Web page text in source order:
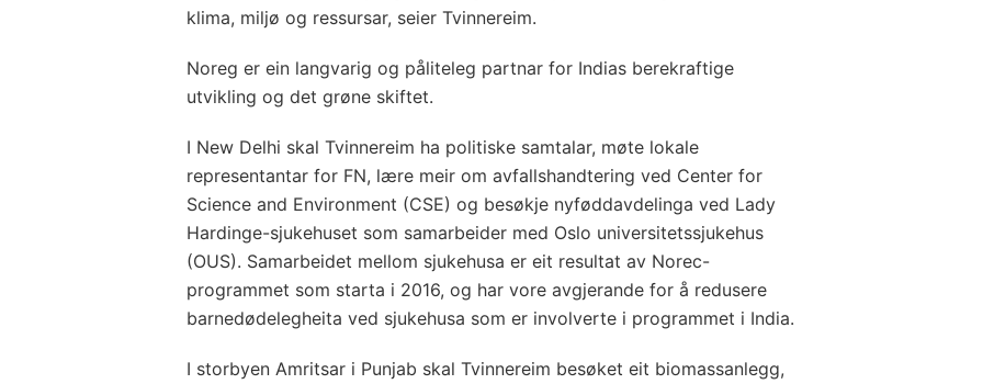
klima, miljø og ressursar, seier Tvinnereim.
Noreg er ein langvarig og påliteleg partnar for Indias berekraftige
utvikling og det grøne skiftet.
I New Delhi skal Tvinnereim ha politiske samtalar, møte lokale
representantar for FN, lære meir om avfallshandtering ved Center for
Science and Environment (CSE) og besøkje nyføddavdelinga ved Lady
Hardinge-sjukehuset som samarbeider med Oslo universitetssjukehus
(OUS). Samarbeidet mellom sjukehusa er eit resultat av Norec-
programmet som starta i 2016, og har vore avgjerande for å redusere
barnedødelegheita ved sjukehusa som er involverte i programmet i India.
I storbyen Amritsar i Punjab skal Tvinnereim besøket eit biomassanlegg,